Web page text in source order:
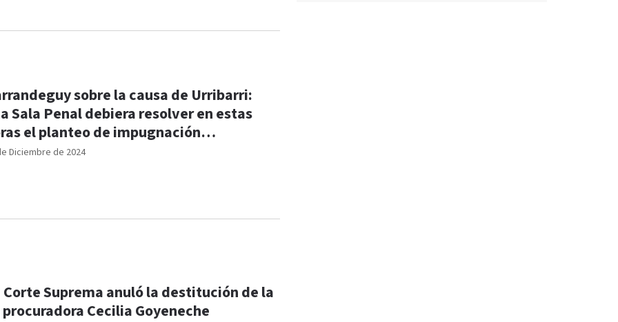
Diciembre de 2024
sobre la causa de Urribarri:
Sala Penal debiera resolver en estas
el planteo de impugnación
Corte Suprema anuló la destitución de la
procuradora Cecilia Goyeneche